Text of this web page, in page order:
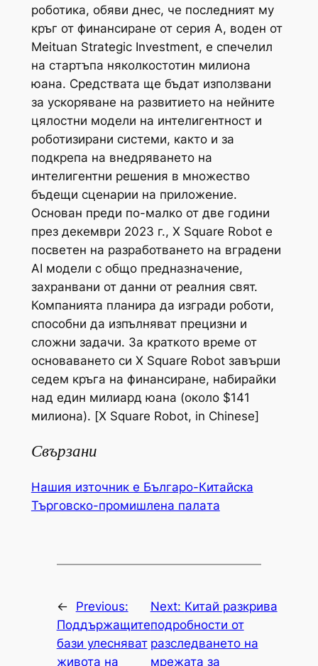
роботика, обяви днес, че последният му
кръг от финансиране от серия A, воден от
Meituan Strategic Investment, е спечелил
на стартъпа няколкостотин милиона
юана. Средствата ще бъдат използвани
за ускоряване на развитието на нейните
цялостни модели на интелигентност и
роботизирани системи, както и за
подкрепа на внедряването на
интелигентни решения в множество
бъдещи сценарии на приложение.
Основан преди по-малко от две години
през декември 2023 г., X Square Robot е
посветен на разработването на вградени
AI модели с общо предназначение,
захранвани от данни от реалния свят.
Компанията планира да изгради роботи,
способни да изпълняват прецизни и
сложни задачи. За краткото време от
основаването си X Square Robot завърши
седем кръга на финансиране, набирайки
над един милиард юана (около $141
милиона). [X Square Robot, in Chinese]
Свързани
Нашия източник е Българо-Китайска
Търговско-промишлена палaта
←
Previous:
Поддържащите
бази улесняват
живота на
Next: Китай разкрива
подробности от
разследването на
мрежата за